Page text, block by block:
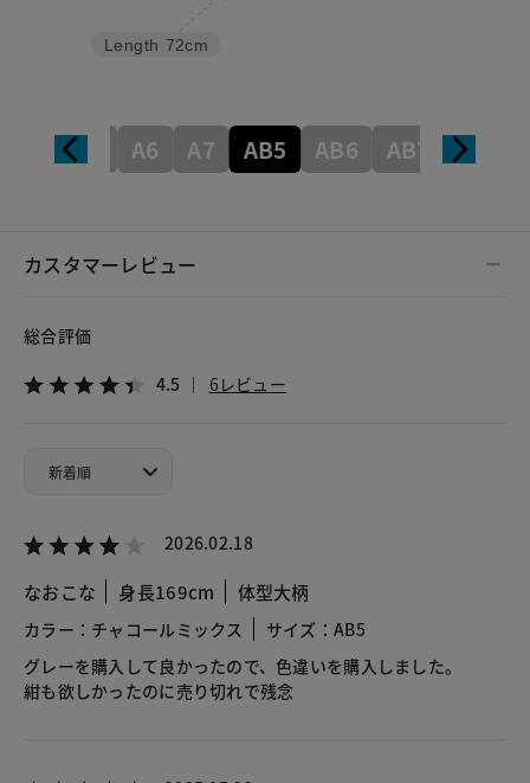
Length 72cm
A5 A6 A7 AB5 AB6 AB7 AB8
カスタマーレビュー
総合評価
4.5 6レビュー
2026.02.18
なおこな 身長169cm 体型大柄
カラー：チャコールミックス
サイズ：AB5
グレーを購入して良かったので、色違いを購入しました。
紺も欲しかったのに売り切れで残念